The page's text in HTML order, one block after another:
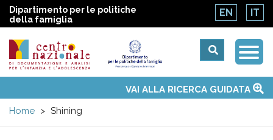
Dipartimento per le politiche
della famiglia
EN IT
Centro
nazionale
menu
Temi
Attività
Convenzione ONUVAI ALLA RICERCA GUIDATA
Home
Shining